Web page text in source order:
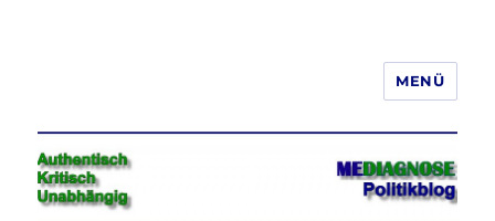
Jeder hat das Recht, seine
Meinung in Wort, Schrift und Bild
frei zu äußern und zu verbreiten
MENÜ